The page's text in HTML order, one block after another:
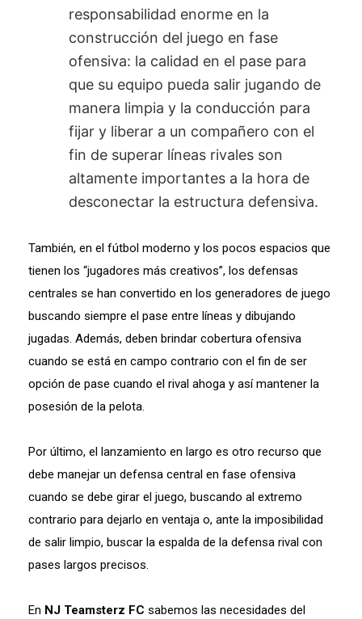
responsabilidad enorme en la
construcción del juego en fase
ofensiva: la calidad en el pase para
que su equipo pueda salir jugando de
manera limpia y la conducción para
fijar y liberar a un compañero con el
fin de superar líneas rivales son
altamente importantes a la hora de
desconectar la estructura defensiva.
También, en el fútbol moderno y los pocos espacios que
tienen los “jugadores más creativos”, los defensas
centrales se han convertido en los generadores de juego
buscando siempre el pase entre líneas y dibujando
jugadas. Además, deben brindar cobertura ofensiva
cuando se está en campo contrario con el fin de ser
opción de pase cuando el rival ahoga y así mantener la
posesión de la pelota.
Por último, el lanzamiento en largo es otro recurso que
debe manejar un defensa central en fase ofensiva
cuando se debe girar el juego, buscando al extremo
contrario para dejarlo en ventaja o, ante la imposibilidad
de salir limpio, buscar la espalda de la defensa rival con
pases largos precisos.
En NJ Teamsterz FC sabemos las necesidades del